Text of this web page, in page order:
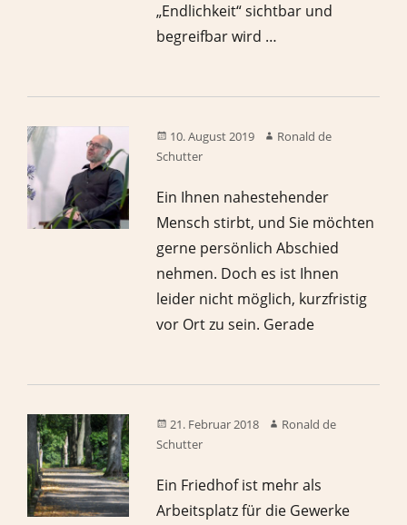
„Endlichkeit“ sichtbar und
begreifbar wird …
10. August 2019
Ronald de
Schutter
Ein Ihnen nahestehender
Mensch stirbt, und Sie möchten
gerne persönlich Abschied
nehmen. Doch es ist Ihnen
leider nicht möglich, kurzfristig
vor Ort zu sein. Gerade
21. Februar 2018
Ronald de
Schutter
Ein Friedhof ist mehr als
Arbeitsplatz für die Gewerke